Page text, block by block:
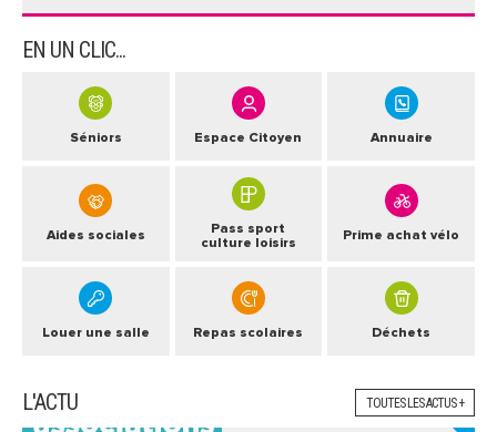
EN UN CLIC...
Séniors Espace Citoyen Annuaire
Aides sociales
Pass sport
culture loisirs
Prime achat vélo
Louer une salle Repas scolaires Déchets
L'ACTU TOUTES LES ACTUS +